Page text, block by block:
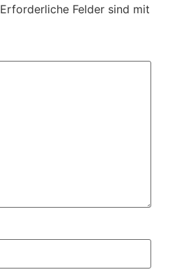
Erforderliche Felder sind mit